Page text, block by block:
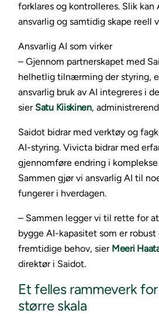
forklares og kontrolleres. Slik kan
ansvarlig og samtidig skape reell
Ansvarlig AI som virker
– Gjennom partnerskapet med
helhetlig tilnærming der styring,
ansvarlig bruk av AI integreres i
sierSatu Kiiskinen,
Saidot bidrar med verktøy og
AI-styring. Vivicta bidrar med
gjennomføre endring i
Sammen gjør vi ansvarlig AI til
fungerer i hverdagen.
– Sammen legger vi til rette for
bygge AI-kapasitet som er
fremtidige behov, sier Meeri
direktør i Saidot.
Et felles rammeverk
større skala